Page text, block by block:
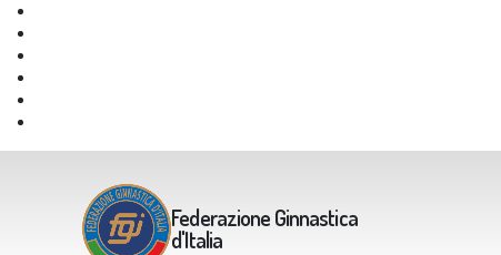
Federazione Ginnastica
d'Italia